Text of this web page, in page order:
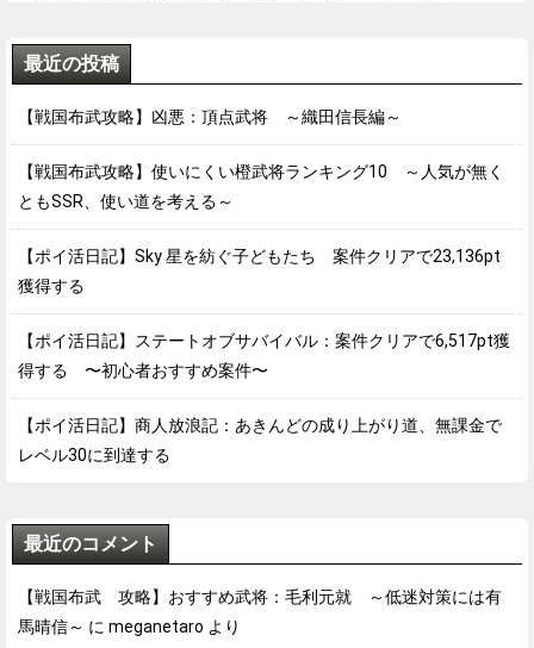
最近の投稿
【戦国布武攻略】凶悪：頂点武将 ～織田信長編～
【戦国布武攻略】使いにくい橙武将ランキング10 ～人気が無く
ともSSR、使い道を考える～
【ポイ活日記】Sky 星を紡ぐ子どもたち 案件クリアで23,136pt
獲得する
【ポイ活日記】ステートオブサバイバル：案件クリアで6,517pt獲
得する 〜初心者おすすめ案件〜
【ポイ活日記】商人放浪記：あきんどの成り上がり道、無課金で
レベル30に到達する
最近のコメント
【戦国布武 攻略】おすすめ武将：毛利元就 ～低迷対策には有
馬晴信～ に meganetaro より